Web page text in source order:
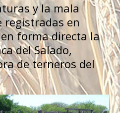
y la mala
registradas en
forma directa la
del Salado,
de terneros del